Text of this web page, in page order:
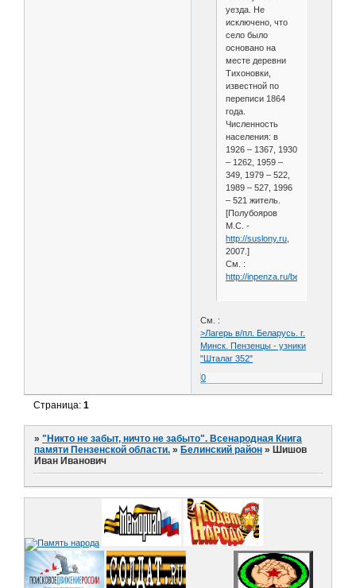
уезда. Не
исключено, что
село было
основано на
месте деревни
Тихоновки,
известной по
переписи 1864
года.
Численность
населения: в
1926 – 1367, 1930
– 1262, 1959 –
349, 1979 – 522,
1989 – 527, 1996
– 521 житель.
[Полубояров
М.С. -
http://suslony.ru,
2007.]
См. :
http://inpenza.ru/belinsky/
См. :
>Лагерь в/пл. Беларусь. г.
Минск. Пензенцы - узники
"Шталаг 352"
0
Страница:1
»"Никто не забыт, ничто не забыто". Всенародная Книга
памяти Пензенской области. » Белинский район » Шишов
Иван Иванович